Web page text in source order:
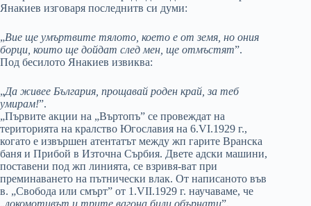
Янакиев изговаря последнитв си думи:
„Вие ще умъртвите тялото, което е от земя, но ония
борци, които ще дойдат след мен, ще отмъстят”.
Под бесилото Янакиев извиква:
„Да живее България, прощавай роден край, за теб
умирам!”.
„Първите акции на „Въртопъ” се провеждат на
територията на кралство Югославия на 6.VІ.1929 г.,
когато е извършен атентатът между жп гарите Вранска
баня и Прибой в Източна Сърбия. Двете адски машини,
поставени под жп линията, се взривя-ват при
преминаването на пътнически влак. От написаното във
в. „Свобода или смърт” от 1.VІІ.1929 г. научаваме, че